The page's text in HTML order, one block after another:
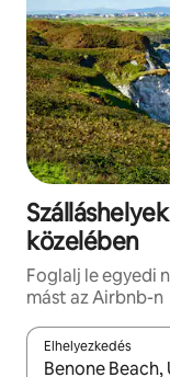
közelében
Foglalj le egyedi
mást az Airbnb-n
Elhelyezkedés
Az eredmények